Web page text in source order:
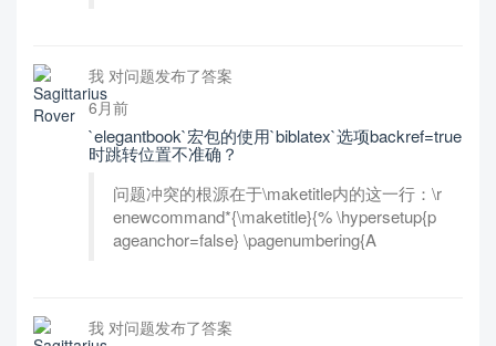
我 对问题发布了答案
6月前
`elegantbook`宏包的使用`biblatex`选项backref=true
时跳转位置不准确？
问题冲突的根源在于\maketitle内的这一行：\r
enewcommand*{\maketitle}{% \hypersetup{p
ageanchor=false} \pagenumbering{A
我 对问题发布了答案